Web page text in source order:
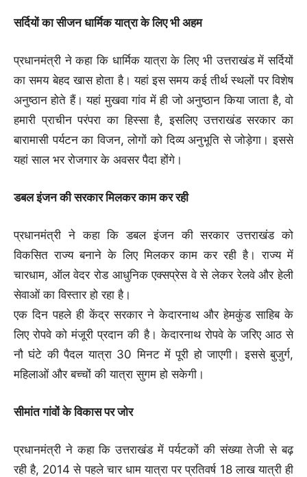
सर्दियों का सीजन धार्मिक यात्रा के लिए भी अहम
प्रधानमंत्री ने कहा कि धार्मिक यात्रा के लिए भी उत्तराखंड में सर्दियों
का समय बेहद खास होता है। यहां इस समय कई तीर्थ स्थलों पर विशेष
अनुष्ठान होते हैं। यहां मुखवा गांव में ही जो अनुष्ठान किया जाता है, वो
हमारी प्राचीन परंपरा का हिस्सा है, इसलिए उत्तराखंड सरकार का
बारामासी पर्यटन का विजन, लोगों को दिव्य अनुभूति से जोड़ेगा। इससे
यहां साल भर रोजगार के अवसर पैदा होंगे।
डबल इंजन की सरकार मिलकर काम कर रही
प्रधानमंत्री ने कहा कि डबल इंजन की सरकार उत्तराखंड को
विकसित राज्य बनाने के लिए मिलकर काम कर रही है। राज्य में
चारधाम, ऑल वेदर रोड आधुनिक एक्सप्रेस वे से लेकर रेलवे और हेली
सेवाओं का विस्तार हो रहा है।
एक दिन पहले ही केंद्र सरकार ने केदारनाथ और हेमकुंड साहिब के
लिए रोपवे को मंजूरी प्रदान की है। केदारनाथ रोपवे के जरिए आठ से
नौ घंटे की पैदल यात्रा 30 मिनट में पूरी हो जाएगी। इससे बुजुर्ग,
महिलाओं और बच्चों की यात्रा सुगम हो सकेगी।
सीमांत गांवों के विकास पर जोर
प्रधानमंत्री ने कहा कि उत्तराखंड में पर्यटकों की संख्या तेजी से बढ़
रही है, 2014 से पहले चार धाम यात्रा पर प्रतिवर्ष 18 लाख यात्री ही